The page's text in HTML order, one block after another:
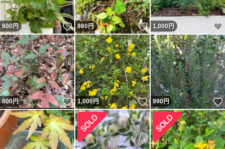
800円 いいね！
980円 いいね！
1,000円
600円 いいね！
1,000円 いいね！
990円